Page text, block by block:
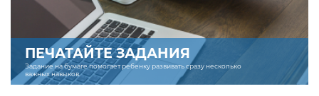
ПЕЧАТАЙТЕ ЗАДАНИЯ
Задание на бумаге помогает ребенку развивать сразу несколько
важных навыков.